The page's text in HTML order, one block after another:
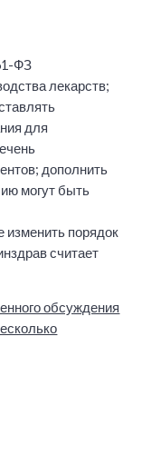
ФЗ
лекарств;
для
дополнить
могут быть
изменить порядок
считает
обсуждения